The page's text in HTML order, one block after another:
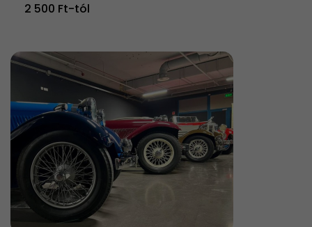
2 500 Ft-tól